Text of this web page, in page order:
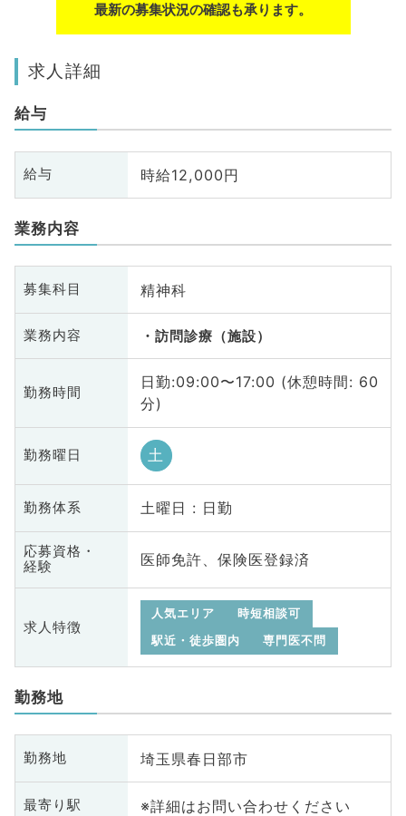
最新の募集状況の確認も承ります。
求人詳細
給与
給与 時給12,000円
業務内容
募集科目 精神科
業務内容 訪問診療（施設）
勤務時間
日勤:09:00〜17:00 (休憩時間: 60
分)
勤務曜日 土
勤務体系 土曜日 : 日勤
応募資格・
経験
医師免許、保険医登録済
求人特徴
人気エリア
時短相談可
駅近・徒歩圏内
専門医不問
勤務地
勤務地 埼玉県春日部市
最寄り駅 ※詳細はお問い合わせください